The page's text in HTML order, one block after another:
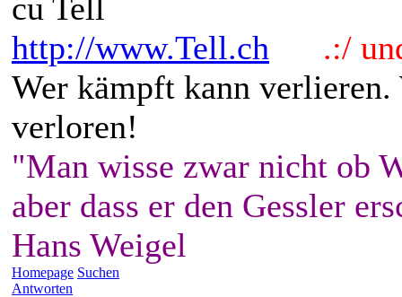
cu Tell
http://www.Tell.ch
.:/
Wer kämpft kann
verloren!
"Man wisse zwar nicht ob
aber dass er den Gessler
Hans Weigel
Homepage Suchen
Antworten